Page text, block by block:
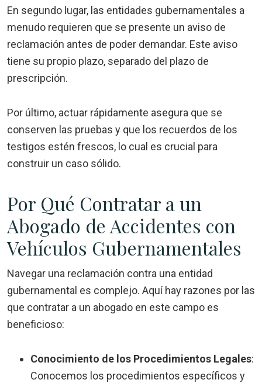
En segundo lugar, las entidades gubernamentales a
menudo requieren que se presente un aviso de
reclamación antes de poder demandar. Este aviso
tiene su propio plazo, separado del plazo de
prescripción.
Por último, actuar rápidamente asegura que se
conserven las pruebas y que los recuerdos de los
testigos estén frescos, lo cual es crucial para
construir un caso sólido.
Por Qué Contratar a un
Abogado de Accidentes con
Vehículos Gubernamentales
Navegar una reclamación contra una entidad
gubernamental es complejo. Aquí hay razones por las
que contratar a un abogado en este campo es
beneficioso:
Conocimiento de los Procedimientos Legales:
Conocemos los procedimientos específicos y